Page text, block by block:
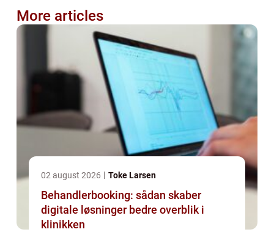
More articles
02 august 2026 Toke Larsen
Behandlerbooking: sådan skaber
digitale løsninger bedre overblik i
klinikken